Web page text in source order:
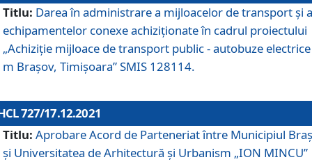
Titlu: Darea în administrare a mijloacelor de transport și a
echipamentelor conexe achiziționate în cadrul proiectului
„Achiziție mijloace de transport public - autobuze
m Brașov, Timișoara” SMIS 128114.
727/17.12.2021
Titlu: Aprobare Acord de Parteneriat între Municipiul
și Universitatea de Arhitectură și Urbanism „ION MINCU”